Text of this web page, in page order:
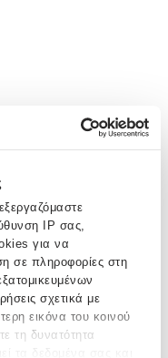
IP σας,
για να
σε πληροφορίες στη
σχετικά με
εικόνα του κοινού
τη δυνατότητα